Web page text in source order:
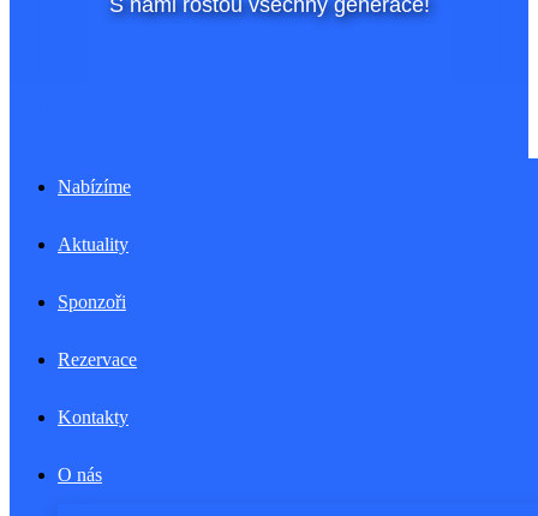
S námi rostou všechny generace!
Nabízíme
Aktuality
Sponzoři
Rezervace
Kontakty
O nás